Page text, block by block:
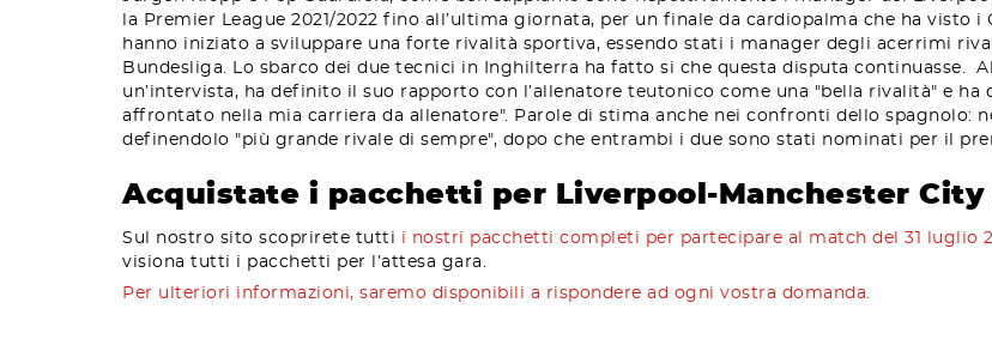
la Premier League 2021/2022 fino all’ultima giornata, per un finale da cardiopalma che ha visto
hanno iniziato a sviluppare una forte rivalità sportiva, essendo stati i manager degli acerrimi
Bundesliga. Lo sbarco dei due tecnici in Inghilterra ha fatto si che questa disputa continuasse.
un’intervista, ha definito il suo rapporto con l’allenatore teutonico come una "bella rivalità" e
affrontato nella mia carriera da allenatore". Parole di stima anche nei confronti dello spagnolo:
definendolo "più grande rivale di sempre", dopo che entrambi i due sono stati nominati per il
Acquistate i pacchetti per Liverpool-Manchester City
Sul nostro sito scoprirete tutti i nostri pacchetti completi per partecipare al match del 31 luglio
visiona tutti i pacchetti per l’attesa gara.
Per ulteriori informazioni, saremo disponibili a rispondere ad ogni vostra domanda.